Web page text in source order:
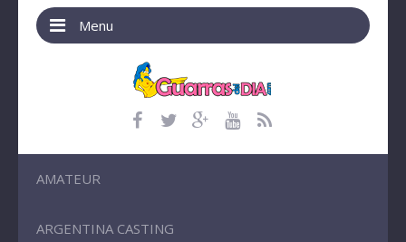
Menu
AMATEUR
ARGENTINA CASTING